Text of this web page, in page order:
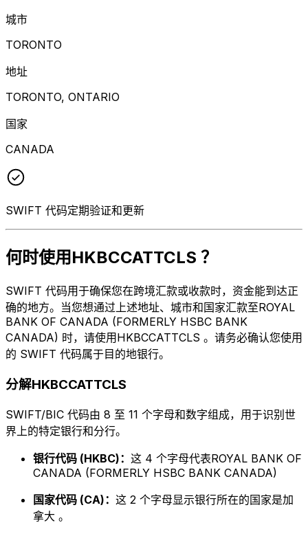
城市
TORONTO
地址
TORONTO, ONTARIO
国家
CANADA
SWIFT 代码定期验证和更新
何时使用HKBCCATTCLS ？
SWIFT 代码用于确保您在跨境汇款或收款时，资金能到达正
确的地方。当您想通过上述地址、城市和国家汇款至ROYAL
BANK OF CANADA (FORMERLY HSBC BANK
CANADA) 时，请使用HKBCCATTCLS 。请务必确认您使用
的 SWIFT 代码属于目的地银行。
分解HKBCCATTCLS
SWIFT/BIC 代码由 8 至 11 个字母和数字组成，用于识别世
界上的特定银行和分行。
银行代码 (HKBC)： 这 4 个字母代表ROYAL BANK OF
CANADA (FORMERLY HSBC BANK CANADA)
国家代码 (CA)： 这 2 个字母显示银行所在的国家是加
拿大 。